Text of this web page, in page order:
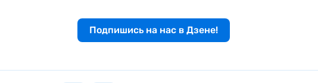
Подпишись на нас в Дзене!